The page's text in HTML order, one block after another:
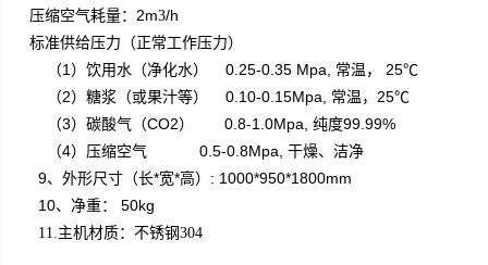
压缩空气耗量：2m3/h
标准供给压力（正常工作压力）
（1）饮用水（净化水） 0.25-0.35 Mpa, 常温， 25℃
（2）糖浆（或果汁等） 0.10-0.15Mpa, 常温，25℃
（3）碳酸气（CO2） 0.8-1.0Mpa,纯度99.99%
（4）压缩空气 0.5-0.8Mpa,干燥、洁净
9、外形尺寸（长*宽*高） : 1000*950*1800mm
10、净重： 50kg
11.主机材质：不锈钢304